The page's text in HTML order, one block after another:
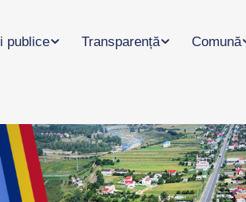
publice Transparență Comună